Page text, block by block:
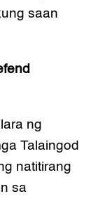
saan
ng
Talaingod
natitirang
sa